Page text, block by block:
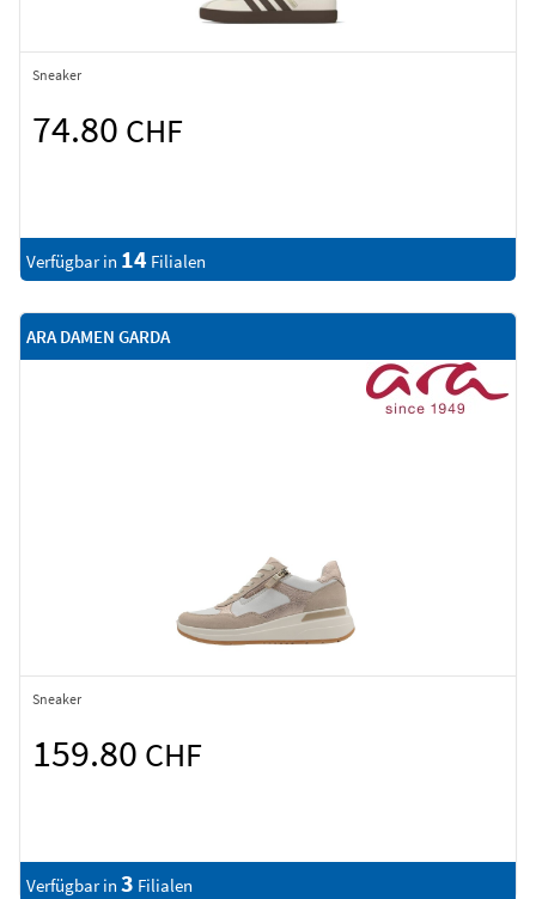
Sneaker
74.80 CHF
Verfügbar in 14 Filialen
ARA DAMEN GARDA
Sneaker
159.80 CHF
Verfügbar in 3 Filialen